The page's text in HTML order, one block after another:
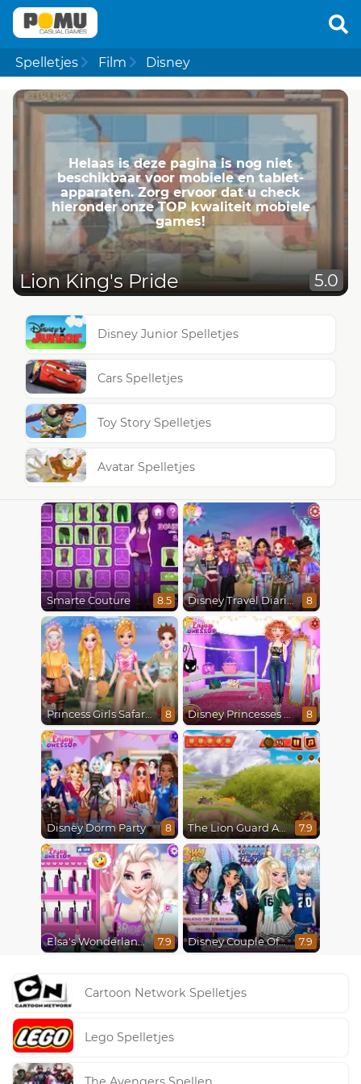
Spelletjes Film Disney
Helaas is deze pagina is nog niet
beschikbaar voor mobiele en tablet-
apparaten. Zorg ervoor dat u check
hieronder onze TOP kwaliteit mobiele
games!
Lion King's Pride 5.0
Disney Junior Spelletjes
Cars Spelletjes
Toy Story Spelletjes
Avatar Spelletjes
Smarte Couture 8.5 Disney Travel Diaries: City Break 8
Princess Girls Safari Trip 8 Disney Princesses Runway Show 8
Disney Dorm Party 8 The Lion Guard Assemble 7.9
Elsa's Wonderland Wedding 7.9 Disney Couple Of The Year 7.9
Cartoon Network Spelletjes
Lego Spelletjes